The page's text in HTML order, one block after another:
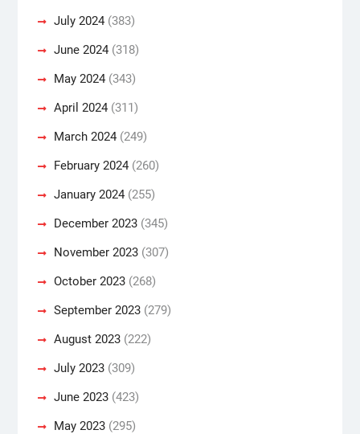
July 2024(383)
June 2024(318)
May 2024(343)
April 2024(311)
March 2024(249)
February 2024(260)
January 2024(255)
December 2023(345)
November 2023(307)
October 2023(268)
September 2023(279)
August 2023(222)
July 2023(309)
June 2023(423)
May 2023(295)